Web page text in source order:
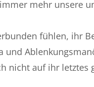
mehr unsere
fühlen, ihr
und
nicht auf ihr